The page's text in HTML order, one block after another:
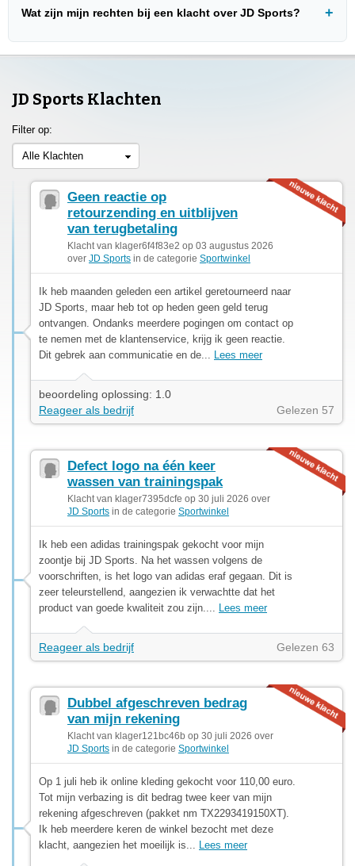
Wat zijn mijn rechten bij een klacht over JD Sports?
JD Sports Klachten
Filter op:
Alle Klachten
Geen reactie op
retourzending en uitblijven
van terugbetaling
Klacht van klager6f4f83e2 op 03 augustus 2026
over JD Sports in de categorie Sportwinkel
Ik heb maanden geleden een artikel geretourneerd naar
JD Sports, maar heb tot op heden geen geld terug
ontvangen. Ondanks meerdere pogingen om contact op
te nemen met de klantenservice, krijg ik geen reactie.
Dit gebrek aan communicatie en de... Lees meer
beoordeling oplossing: 1.0
Reageer als bedrijf
Gelezen 57
Defect logo na één keer
wassen van trainingspak
Klacht van klager7395dcfe op 30 juli 2026 over
JD Sports in de categorie Sportwinkel
Ik heb een adidas trainingspak gekocht voor mijn
zoontje bij JD Sports. Na het wassen volgens de
voorschriften, is het logo van adidas eraf gegaan. Dit is
zeer teleurstellend, aangezien ik verwachtte dat het
product van goede kwaliteit zou zijn.... Lees meer
Reageer als bedrijf Gelezen 63
Dubbel afgeschreven bedrag
van mijn rekening
Klacht van klager121bc46b op 30 juli 2026 over
JD Sports in de categorie Sportwinkel
Op 1 juli heb ik online kleding gekocht voor 110,00 euro.
Tot mijn verbazing is dit bedrag twee keer van mijn
rekening afgeschreven (pakket nm TX2293419150XT).
Ik heb meerdere keren de winkel bezocht met deze
klacht, aangezien het moeilijk is... Lees meer